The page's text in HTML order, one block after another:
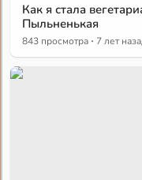
Как я стала
Пыльненькая
843 просмотра · 7 лет